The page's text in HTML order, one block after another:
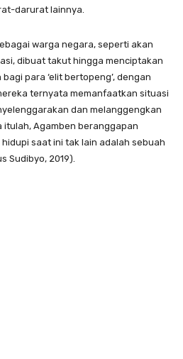
darurat lainnya.
warga negara, seperti akan
dibuat takut hingga menciptakan
para ‘elit bertopeng’, dengan
ternyata memanfaatkan situasi
dan melanggengkan
itulah, Agamben beranggapan
saat ini tak lain adalah sebuah
Sudibyo, 2019).